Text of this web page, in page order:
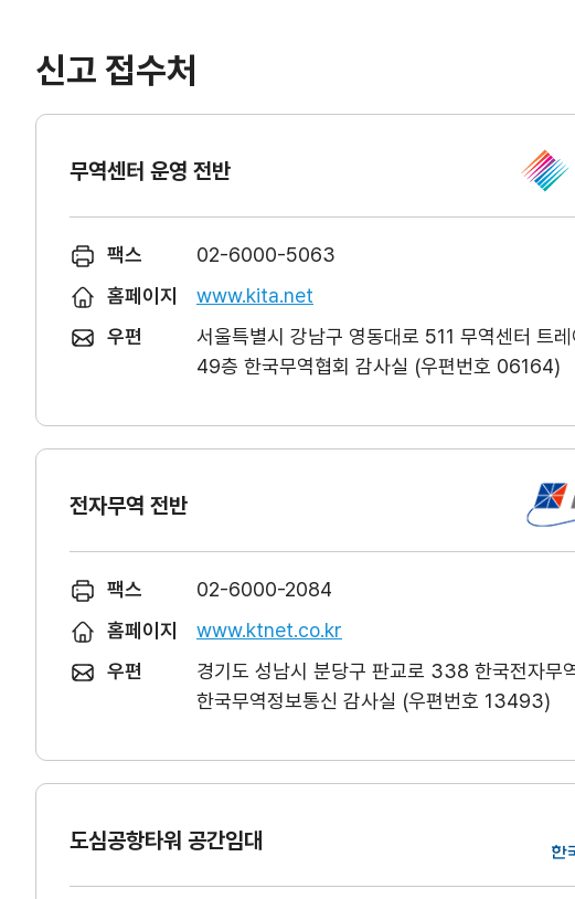
신고 접수처
무역센터 운영 전반
팩스
02-6000-5063
홈페이지
www.kita.net
우편
서울특별시 강남구 영동대로 511 무역센터 트레
49층 한국무역협회 감사실 (우편번호 06164)
전자무역 전반
팩스
02-6000-2084
홈페이지
www.ktnet.co.kr
우편
경기도 성남시 분당구 판교로 338 한국전자무
한국무역정보통신 감사실 (우편번호 13493)
도심공항타워 공간임대